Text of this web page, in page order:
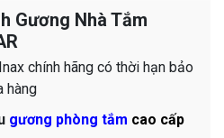
Gương Nhà Tắm
chính hãng có thời hạn bảo
hàng
gương phòng tắm cao cấp